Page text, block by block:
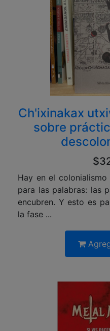
Ch'ixinakax
sobre
Hay en el
para las palabras: las
encubren. Y esto es
la fase ...